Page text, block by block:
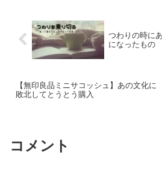
つわりの時に
になったもの
【無印良品ミニサコッシュ】あの文化に
敗北してとうとう購入
コメント